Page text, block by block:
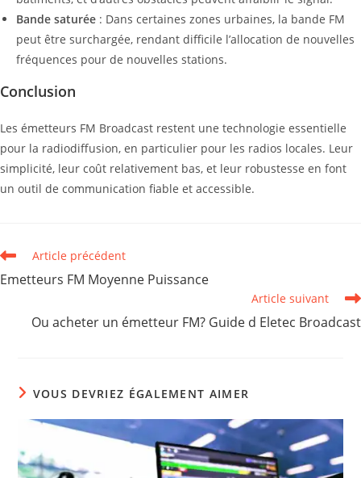
Bande saturée : Dans certaines zones urbaines, la bande FM
peut être surchargée, rendant difficile l’allocation de nouvelles
fréquences pour de nouvelles stations.
Conclusion
Les émetteurs FM Broadcast restent une technologie essentielle
pour la radiodiffusion, en particulier pour les radios locales. Leur
simplicité, leur coût relativement bas, et leur robustesse en font
un outil de communication fiable et accessible.
Read
articles
Article précédent
Emetteurs FM Moyenne Puissance
Article suivant
Ou acheter un émetteur FM? Guide d Eletec Broadcast
VOUS DEVRIEZ ÉGALEMENT AIMER